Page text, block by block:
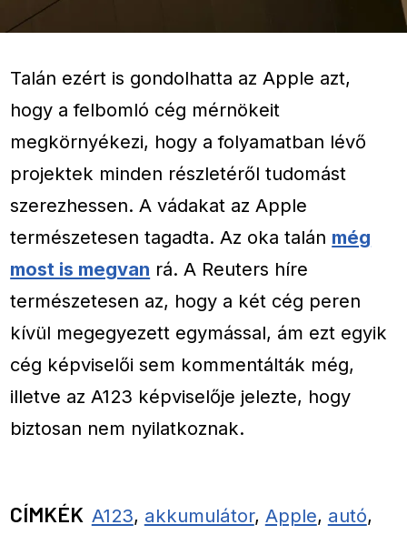
Talán ezért is gondolhatta az Apple azt,
hogy a felbomló cég mérnökeit
megkörnyékezi, hogy a folyamatban lévő
projektek minden részletéről tudomást
szerezhessen. A vádakat az Apple
természetesen tagadta. Az oka talán még
most is megvan rá. A Reuters híre
természetesen az, hogy a két cég peren
kívül megegyezett egymással, ám ezt egyik
cég képviselői sem kommentálták még,
illetve az A123 képviselője jelezte, hogy
biztosan nem nyilatkoznak.
CÍMKÉK A123, akkumulátor, Apple, autó,